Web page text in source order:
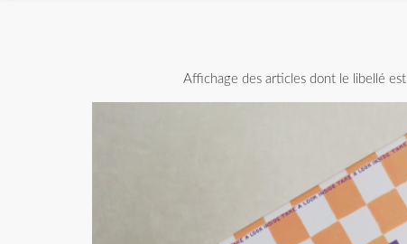
Affichage des articles dont le libellé est